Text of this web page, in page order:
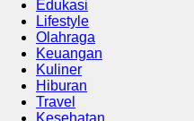
Edukasi
Lifestyle
Olahraga
Keuangan
Kuliner
Hiburan
Travel
Kesehatan